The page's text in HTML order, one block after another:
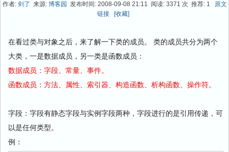
作者: 剑了 来源: 博客园 发布时间: 2008-09-08 21:11 阅读: 3371 次 推荐: 1
原文
链接
[收藏]
在看过类与对象之后，来了解一下类的成员。 类的成员共分为两个
大类，一是数据成员，另一类是函数成员：
数据成员：字段、常量、事件。
函数成员：方法、属性、索引器、构造函数、析构函数、操作符。
字段：字段有静态字段与实例字段两种，字段进行的是引用传递，可
以是任何类型。
例：